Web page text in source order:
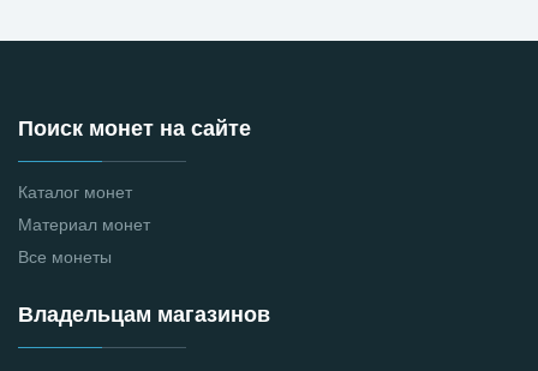
Поиск монет на сайте
Каталог монет
Материал монет
Все монеты
Владельцам магазинов